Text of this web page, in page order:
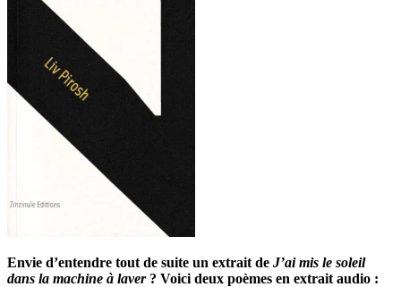
Envie d’entendre tout de suite un extrait de J’ai mis le soleil
dans la machine à laver? Voici deux poèmes en extrait audio :